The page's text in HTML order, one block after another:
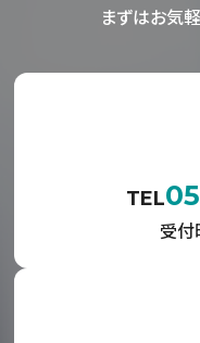
まずはお気
TEL
受